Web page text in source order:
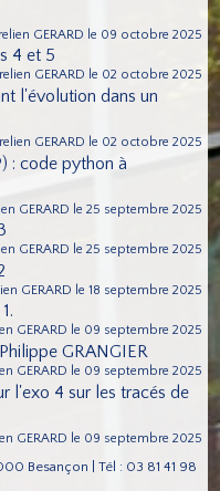
GERARD le 09 octobre 2025
4 et 5
GERARD le 02 octobre 2025
l'évolution dans un
GERARD le 02 octobre 2025
: code python à
GERARD le 25 septembre 2025
GERARD le 25 septembre 2025
GERARD le 18 septembre 2025
GERARD le 09 septembre 2025
GRANGIER
GERARD le 09 septembre 2025
l'exo 4 sur les tracés de
GERARD le 09 septembre 2025
Besançon | Tél : 03 81 41 98